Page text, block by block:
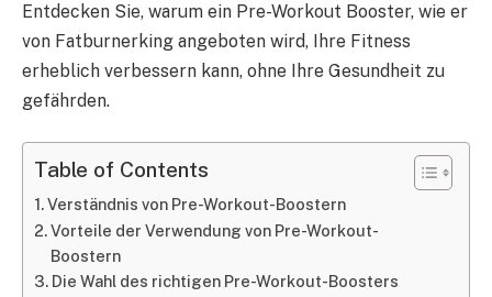
Entdecken Sie, warum ein Pre-Workout Booster, wie er
von Fatburnerking angeboten wird, Ihre Fitness
erheblich verbessern kann, ohne Ihre Gesundheit zu
gefährden.
Table of Contents
Verständnis von Pre-Workout-Boostern
Vorteile der Verwendung von Pre-Workout-
Boostern
Die Wahl des richtigen Pre-Workout-Boosters